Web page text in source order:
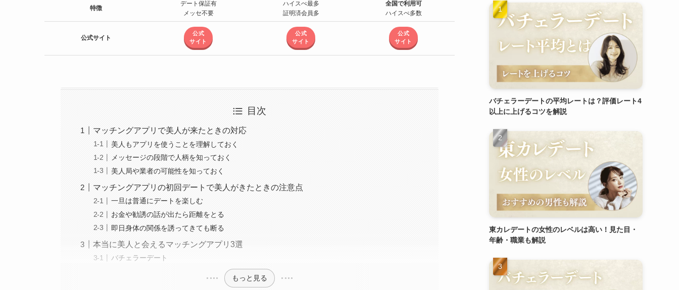
特徴
デート保証有
メッセ不要
ハイスぺ最多
証明済会員多
全国で利用可
ハイスぺ多数
公式サイト
公式
サイト
公式
サイト
公式
サイト
目次
マッチングアプリで美人が来たときの対応
美人もアプリを使うことを理解しておく
メッセージの段階で人柄を知っておく
美人局や業者の可能性を知っておく
マッチングアプリの初回デートで美人がきたときの注意点
一旦は普通にデートを楽しむ
お金や勧誘の話が出たら距離をとる
即日身体の関係を誘ってきても断る
本当に美人と会えるマッチングアプリ3選
バチェラーデート
もっと見る
バチェラーデートの平均レートは？評価レート4
以上に上げるコツを解説
東カレデートの女性のレベルは高い！見た目・
年齢・職業も解説